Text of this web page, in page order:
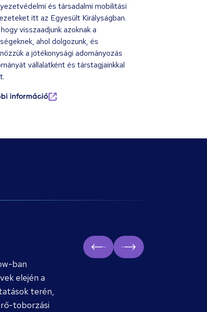
és társadalmi mobilitási
itt az Egyesült Királyságban.
visszaadjunk azoknak a
ahol dolgozunk, és
a jótékonysági adományozás
vállalatként és társtagjainkkal
információ
ban
elején a
terén,
toborzási
Prev Next